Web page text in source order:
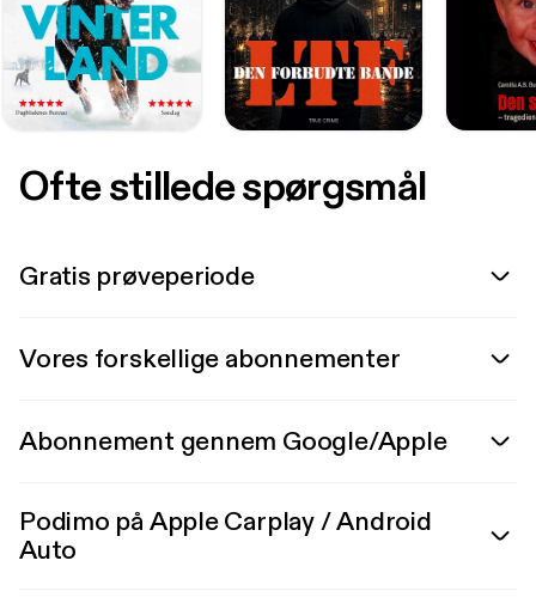
Ofte stillede spørgsmål
Gratis prøveperiode
Vores forskellige abonnementer
Abonnement gennem Google/Apple
Podimo på Apple Carplay / Android
Auto